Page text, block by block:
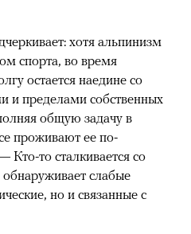
хотя альпинизм
спорта, во время
остается наедине со
и пределами собственных
общую задачу в
проживают ее по-
то сталкивается со
слабые
но и связанные с